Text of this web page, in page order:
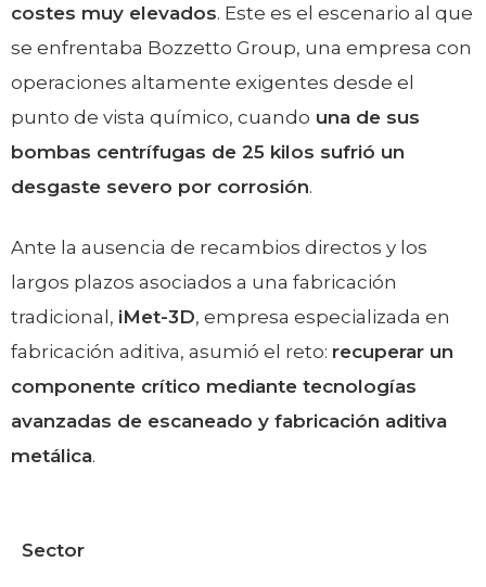
costes muy elevados. Este es el escenario al que
se enfrentaba Bozzetto Group, una empresa con
operaciones altamente exigentes desde el
punto de vista químico, cuando una de sus
bombas centrífugas de 25 kilos sufrió un
desgaste severo por corrosión.
Ante la ausencia de recambios directos y los
largos plazos asociados a una fabricación
tradicional, iMet-3D, empresa especializada en
fabricación aditiva, asumió el reto: recuperar un
componente crítico mediante tecnologías
avanzadas de escaneado y fabricación aditiva
metálica.
Sector